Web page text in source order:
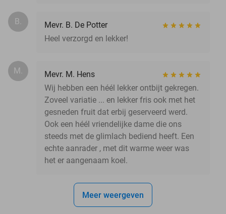
B.
Mevr. B. De Potter
Heel verzorgd en lekker!
M.
Mevr. M. Hens
Wij hebben een héél lekker ontbijt gekregen.
Zoveel variatie ... en lekker fris ook met het
gesneden fruit dat erbij geserveerd werd.
Ook een héél vriendelijke dame die ons
steeds met de glimlach bediend heeft. Een
echte aanrader , met dit warme weer was
het er aangenaam koel.
Meer weergeven